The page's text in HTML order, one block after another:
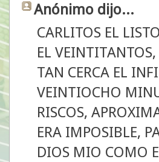
Anónimo dijo...
CARLITOS EL
EL
TAN CERCA EL
VEINTIOCHO
RISCOS,
ERA IMPOSIBLE,
DIOS MIO COMO